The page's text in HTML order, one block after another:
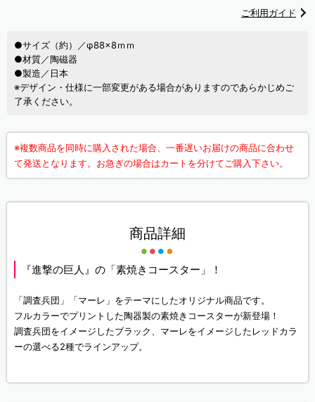
ご利用ガイド
●サイズ（約）／φ88×8ｍｍ
●材質／陶磁器
●製造／日本
※デザイン・仕様に一部変更がある場合がありますのであらかじめご
了承ください。
※複数商品を同時に購入された場合、一番遅いお届けの商品に合わせ
て発送となります。お急ぎの場合はカートを分けてご購入下さい。
商品詳細
『進撃の巨人』の「素焼きコースター」！
「調査兵団」「マーレ」をテーマにしたオリジナル商品です。
フルカラーでプリントした陶器製の素焼きコースターが新登場！
調査兵団をイメージしたブラック、マーレをイメージしたレッドカラ
ーの選べる2種でラインアップ。